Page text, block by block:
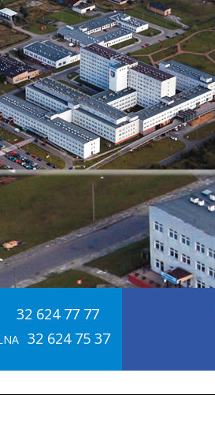
32 624 77 77
32 624 75 37